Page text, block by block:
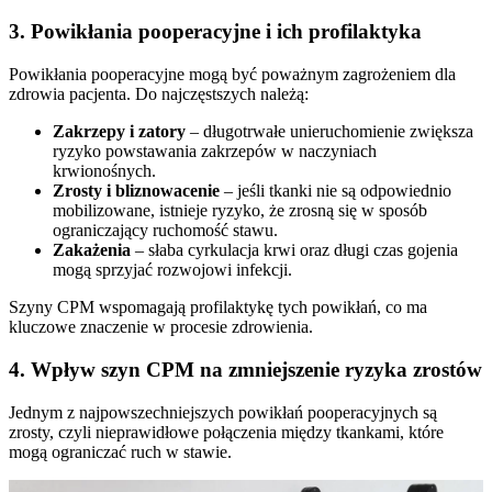
3. Powikłania pooperacyjne i ich profilaktyka
Powikłania pooperacyjne mogą być poważnym zagrożeniem dla
zdrowia pacjenta. Do najczęstszych należą:
Zakrzepy i zatory – długotrwałe unieruchomienie zwiększa
ryzyko powstawania zakrzepów w naczyniach
krwionośnych.
Zrosty i bliznowacenie – jeśli tkanki nie są odpowiednio
mobilizowane, istnieje ryzyko, że zrosną się w sposób
ograniczający ruchomość stawu.
Zakażenia – słaba cyrkulacja krwi oraz długi czas gojenia
mogą sprzyjać rozwojowi infekcji.
Szyny CPM wspomagają profilaktykę tych powikłań, co ma
kluczowe znaczenie w procesie zdrowienia.
4. Wpływ szyn CPM na zmniejszenie ryzyka zrostów
Jednym z najpowszechniejszych powikłań pooperacyjnych są
zrosty, czyli nieprawidłowe połączenia między tkankami, które
mogą ograniczać ruch w stawie.